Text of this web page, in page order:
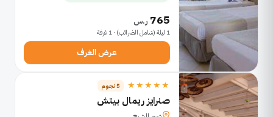
765 ر.س
1 ليلة (شامل الضرائب) · 1 غرفة
عرض الغرف
★★★★★ 5 نجوم
صنرايز ريمال بيتش